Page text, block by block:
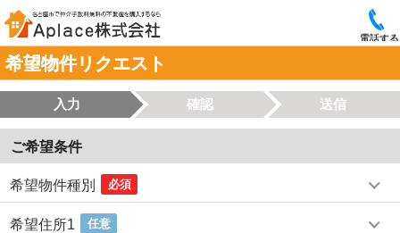
電話する
希望物件リクエスト
入力 確認 送信
ご希望条件
希望物件種別 必須
希望住所1 任意